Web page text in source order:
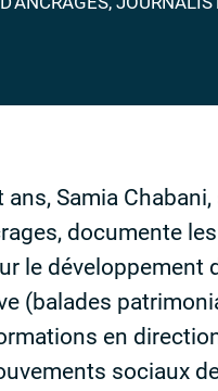
ans, Samia
documente
le
(balades
en
sociaux